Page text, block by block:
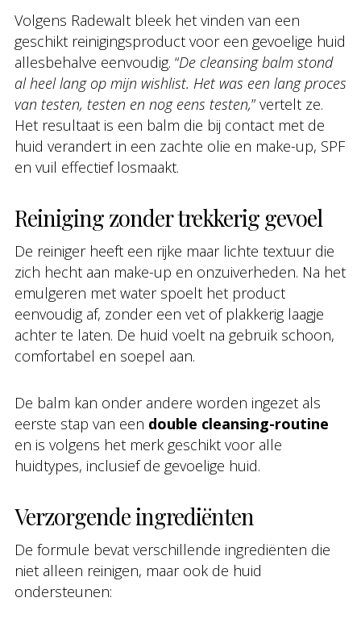
Volgens Radewalt bleek het vinden van een
geschikt reinigingsproduct voor een gevoelige huid
allesbehalve eenvoudig. “De cleansing balm stond
al heel lang op mijn wishlist. Het was een lang proces
van testen, testen en nog eens testen,” vertelt ze.
Het resultaat is een balm die bij contact met de
huid verandert in een zachte olie en make-up, SPF
en vuil effectief losmaakt.
Reiniging zonder trekkerig gevoel
De reiniger heeft een rijke maar lichte textuur die
zich hecht aan make-up en onzuiverheden. Na het
emulgeren met water spoelt het product
eenvoudig af, zonder een vet of plakkerig laagje
achter te laten. De huid voelt na gebruik schoon,
comfortabel en soepel aan.
De balm kan onder andere worden ingezet als
eerste stap van een double cleansing-routine
en is volgens het merk geschikt voor alle
huidtypes, inclusief de gevoelige huid.
Verzorgende ingrediënten
De formule bevat verschillende ingrediënten die
niet alleen reinigen, maar ook de huid
ondersteunen: